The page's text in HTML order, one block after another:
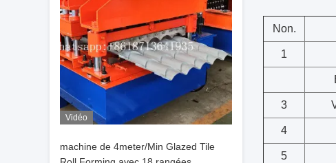
Vidéo
machine de 4meter/Min Glazed Tile
Non.
1
3
4
5